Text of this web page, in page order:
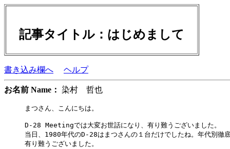
記事タイトル：はじめまして
書き込み欄へ ヘルプ
お名前 Name： 染村 哲也
まつさん、こんにちは。
D-28 Meetingでは大変お世話になり、有り難うございました。
当日、1980年代のD-28はまつさんの１台だけでしたね。年代別徹
有り難うございました。